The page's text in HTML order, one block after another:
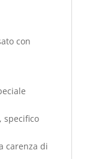
con
specifico
carenza di